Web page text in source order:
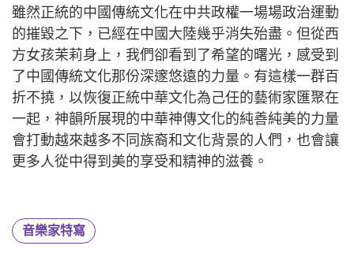
雖然正統的中國傳統文化在中共政權一場場政治運動
的摧毀之下，已經在中國大陸幾乎消失殆盡。但從西
方女孩茉莉身上，我們卻看到了希望的曙光，感受到
了中國傳統文化那份深邃悠遠的力量。有這樣一群百
折不撓，以恢復正統中華文化為己任的藝術家匯聚在
一起，神韻所展現的中華神傳文化的純善純美的力量
會打動越來越多不同族裔和文化背景的人們，也會讓
更多人從中得到美的享受和精神的滋養。
音樂家特寫